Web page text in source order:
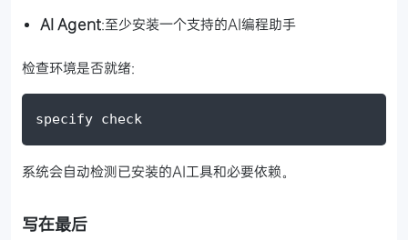
AI Agent:至少安装一个支持的AI编程助手
检查环境是否就绪:
specify check
系统会自动检测已安装的AI工具和必要依赖。
写在最后